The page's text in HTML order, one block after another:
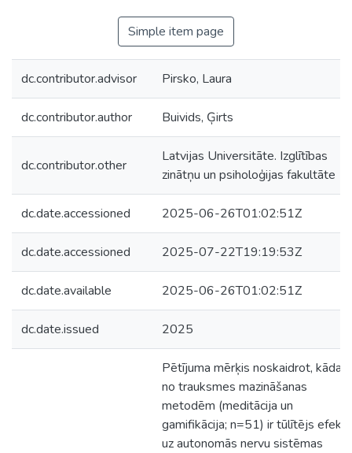
Simple item page
dc.contributor.advisor Pirsko, Laura
dc.contributor.author Buivids, Ģirts
dc.contributor.other
Latvijas Universitāte. Izglītības
zinātņu un psiholoģijas fakultāte
dc.date.accessioned 2025-06-26T01:02:51Z
dc.date.accessioned 2025-07-22T19:19:53Z
dc.date.available 2025-06-26T01:02:51Z
dc.date.issued 2025
Pētījuma mērķis noskaidrot, kādai
no trauksmes mazināšanas
metodēm (meditācija un
gamifikācija; n=51) ir tūlītējs efekts
uz autonomās nervu sistēmas